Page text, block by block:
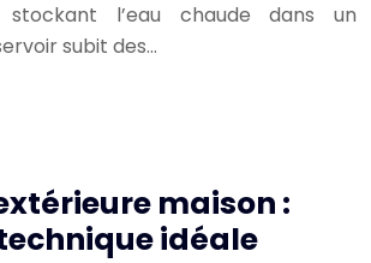
l’eau chaude dans un
subit des…
maison :
idéale